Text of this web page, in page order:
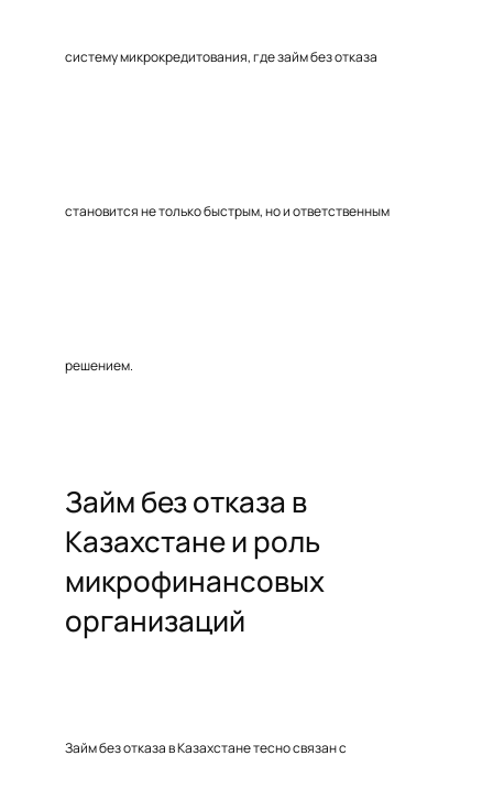
систему микрокредитования, где займ без отказа
становится не только быстрым, но и ответственным
решением.
Займ без отказа в
Казахстане и роль
микрофинансовых
организаций
Займ без отказа в Казахстане тесно связан с